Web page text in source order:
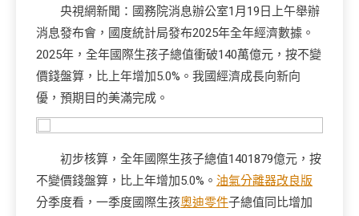
央視網新聞：國務院消息辦公室1月19日上午舉辦
消息發布會，國度統計局發布2025年全年經濟數據。
2025年，全年國際生孩子總值衝破140萬億元，按不變
價錢盤算，比上年增加5.0%。我國經濟成長向新向
優，預期目的美滿完成。
初步核算，全年國際生孩子總值1401879億元，按
不變價錢盤算，比上年增加5.0%。 油氣分離器改良版
分季度看，一季度國際生孩奧迪零件子總值同比增加